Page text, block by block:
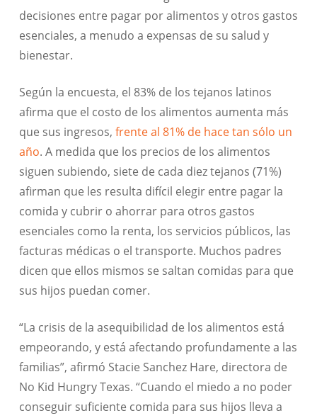
decisiones entre pagar por alimentos y otros gastos
esenciales, a menudo a expensas de su salud y
bienestar.
Según la encuesta, el 83% de los tejanos latinos
afirma que el costo de los alimentos aumenta más
que sus ingresos, frente al 81% de hace tan sólo un
año. A medida que los precios de los alimentos
siguen subiendo, siete de cada diez tejanos (71%)
afirman que les resulta difícil elegir entre pagar la
comida y cubrir o ahorrar para otros gastos
esenciales como la renta, los servicios públicos, las
facturas médicas o el transporte. Muchos padres
dicen que ellos mismos se saltan comidas para que
sus hijos puedan comer.
“La crisis de la asequibilidad de los alimentos está
empeorando, y está afectando profundamente a las
familias”, afirmó Stacie Sanchez Hare, directora de
No Kid Hungry Texas. “Cuando el miedo a no poder
conseguir suficiente comida para sus hijos lleva a